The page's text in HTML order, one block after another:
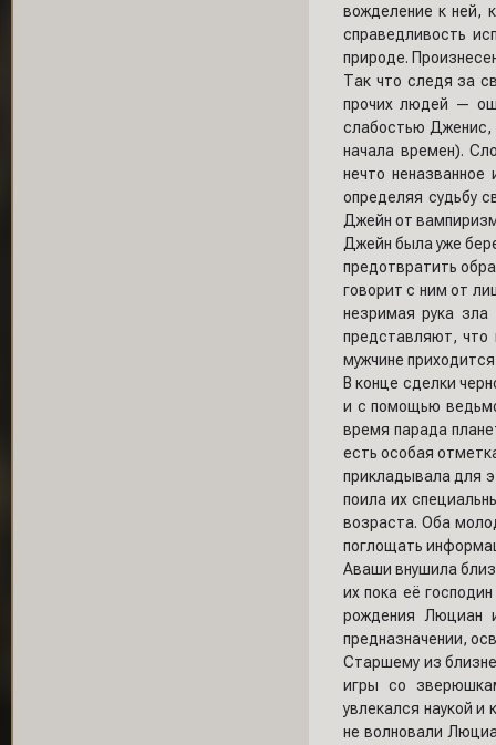
вожделение к ней,
справедливость
природе.
Так что следя за
прочих людей —
слабостью Дженис,
начала времен).
нечто
определяя судьбу
Джейн от
Джейн была уже
предотвратить
говорит с ним от
незримая рука
представляют, что
мужчине
В конце сделки
и с помощью
время парада
есть особая
прикладывала для
поила их
возраста. Оба
поглощать
Аваши внушила
их пока её
рождения Люциан
предназначении,
Старшему из
игры со
увлекался наукой и
не волновали